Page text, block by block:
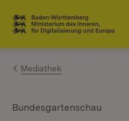
Zum Inhalt springen
Link zur Startseite
Mediathek
Bundesgartenschau